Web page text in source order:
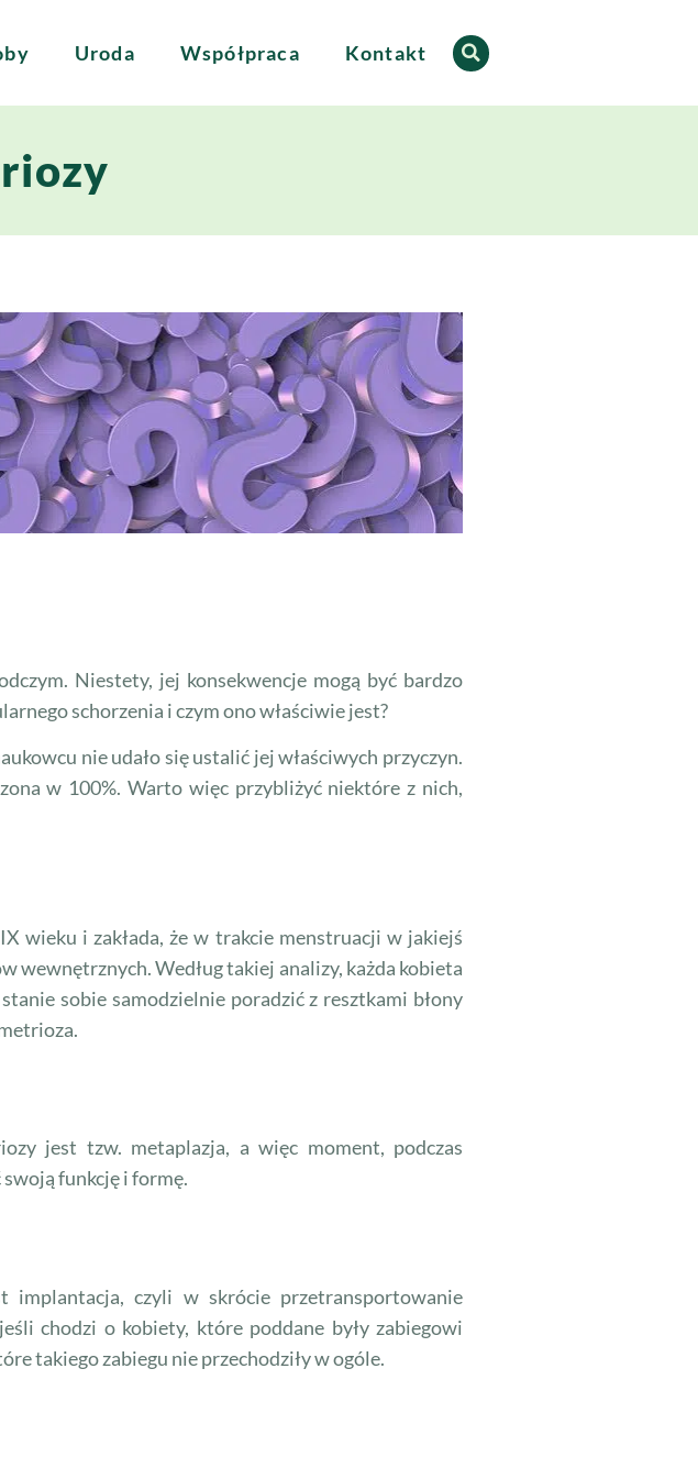
Uroda Współpraca Kontakt
Niestety, jej konsekwencje mogą być bardzo
schorzenia i czym ono właściwie jest?
nie udało się ustalić jej właściwych przyczyn.
w 100%. Warto więc przybliżyć niektóre z nich,
wieku i zakłada, że w trakcie menstruacji w jakiejś
wewnętrznych. Według takiej analizy, każda kobieta
sobie samodzielnie poradzić z resztkami błony
jest tzw. metaplazja, a więc moment, podczas
funkcję i formę.
implantacja, czyli w skrócie przetransportowanie
chodzi o kobiety, które poddane były zabiegowi
takiego zabiegu nie przechodziły w ogóle.